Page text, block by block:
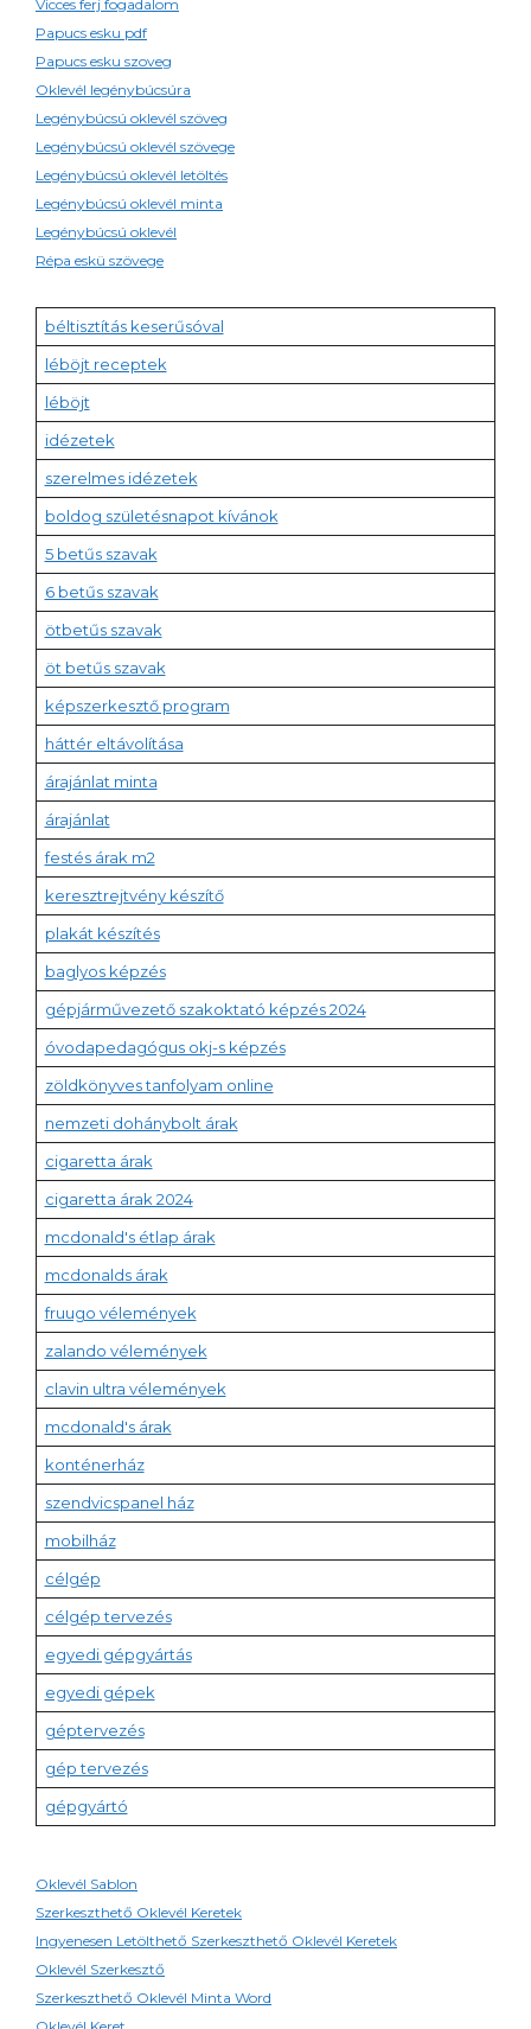
Vicces ferj fogadalom
Papucs esku pdf
Papucs esku szoveg
Oklevél legénybúcsúra
Legénybúcsú oklevél szöveg
Legénybúcsú oklevél szövege
Legénybúcsú oklevél letöltés
Legénybúcsú oklevél minta
Legénybúcsú oklevél
Répa eskü szövege
béltisztítás keserűsóval
léböjt receptek
léböjt
idézetek
szerelmes idézetek
boldog születésnapot kívánok
5 betűs szavak
6 betűs szavak
ötbetűs szavak
öt betűs szavak
képszerkesztő program
háttér eltávolítása
árajánlat minta
árajánlat
festés árak m2
keresztrejtvény készítő
plakát készítés
baglyos képzés
gépjárművezető szakoktató képzés 2024
óvodapedagógus okj-s képzés
zöldkönyves tanfolyam online
nemzeti dohánybolt árak
cigaretta árak
cigaretta árak 2024
mcdonald's étlap árak
mcdonalds árak
fruugo vélemények
zalando vélemények
clavin ultra vélemények
mcdonald's árak
konténerház
szendvicspanel ház
mobilház
célgép
célgép tervezés
egyedi gépgyártás
egyedi gépek
géptervezés
gép tervezés
gépgyártó
Oklevél Sablon
Szerkeszthető Oklevél Keretek
Ingyenesen Letölthető Szerkeszthető Oklevél Keretek
Oklevél Szerkesztő
Szerkeszthető Oklevél Minta Word